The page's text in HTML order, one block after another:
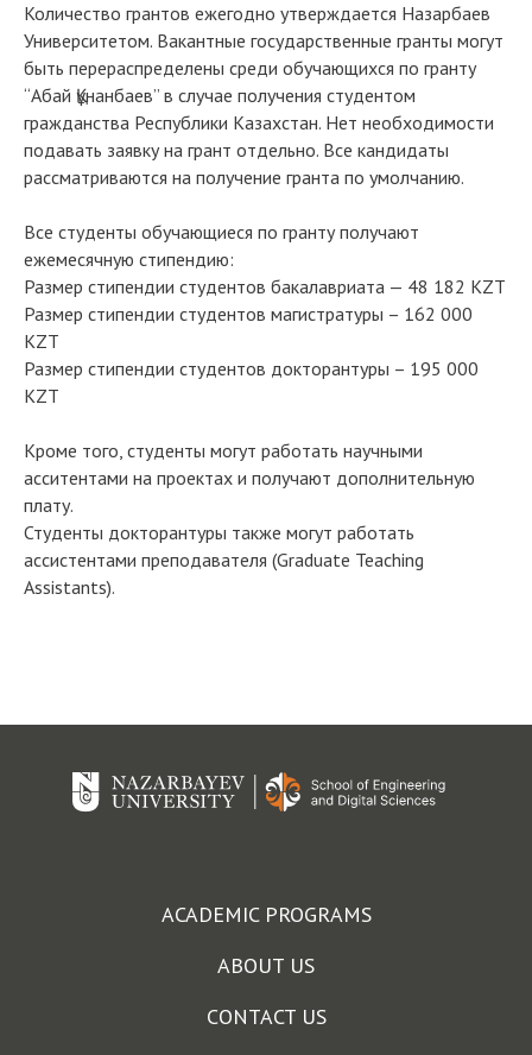
Количество грантов ежегодно утверждается Назарбаев
Университетом. Вакантные государственные гранты могут
быть перераспределены среди обучающихся по гранту
“Абай Құнанбаев” в случае получения студентом
гражданства Республики Казахстан. Нет необходимости
подавать заявку на грант отдельно. Все кандидаты
рассматриваются на получение гранта по умолчанию.
Все студенты обучающиеся по гранту получают
ежемесячную стипендию:
Размер стипендии студентов бакалавриата — 48 182 KZT
Размер стипендии студентов магистратуры – 162 000
KZT
Размер стипендии студентов докторантуры – 195 000
KZT
Кроме того, студенты могут работать научными
асситентами на проектах и получают дополнительную
плату.
Студенты докторантуры также могут работать
ассистентами преподавателя (Graduate Teaching
Assistants).
ACADEMIC PROGRAMS
ABOUT US
CONTACT US